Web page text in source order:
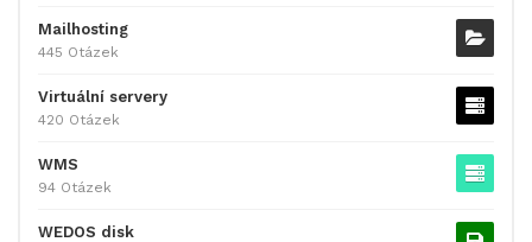
Mailhosting
445 Otázek
Virtuální servery
420 Otázek
WMS
94 Otázek
WEDOS disk